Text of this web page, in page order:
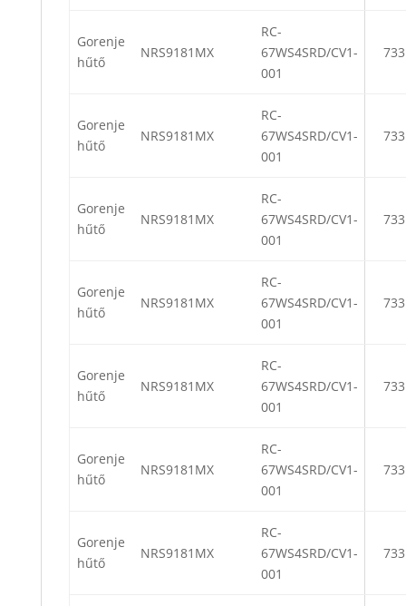
Gorenje
hűtő
NRS9181MX
RC-
67WS4SRD/CV1-
001
Gorenje
hűtő
NRS9181MX
RC-
67WS4SRD/CV1-
001
Gorenje
hűtő
NRS9181MX
RC-
67WS4SRD/CV1-
001
Gorenje
hűtő
NRS9181MX
RC-
67WS4SRD/CV1-
001
Gorenje
hűtő
NRS9181MX
RC-
67WS4SRD/CV1-
001
Gorenje
hűtő
NRS9181MX
RC-
67WS4SRD/CV1-
001
Gorenje
hűtő
NRS9181MX
RC-
67WS4SRD/CV1-
001